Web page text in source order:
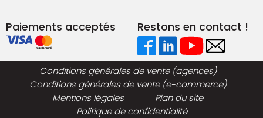
Paiements acceptés Restons en contact !
Conditions générales de vente (agences)
Conditions générales de vente (e-commerce)
Mentions légales
Plan du site
Politique de confidentialité